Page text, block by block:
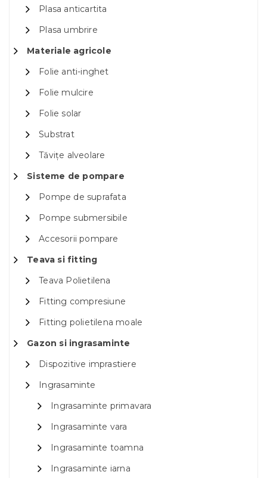
Plasa anticartita
Plasa umbrire
Materiale agricole
Folie anti-inghet
Folie mulcire
Folie solar
Substrat
Tăvițe alveolare
Sisteme de pompare
Pompe de suprafata
Pompe submersibile
Accesorii pompare
Teava si fitting
Teava Polietilena
Fitting compresiune
Fitting polietilena moale
Gazon si ingrasaminte
Dispozitive imprastiere
Ingrasaminte
Ingrasaminte primavara
Ingrasaminte vara
Ingrasaminte toamna
Ingrasaminte iarna